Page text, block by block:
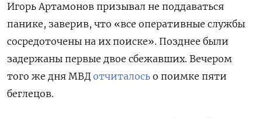
Игорь Артамонов призывал не поддаваться
панике, заверив, что «все оперативные службы
сосредоточены на их поиске». Позднее были
задержаны первые двое сбежавших. Вечером
того же дня МВД отчиталось о поимке пяти
беглецов.